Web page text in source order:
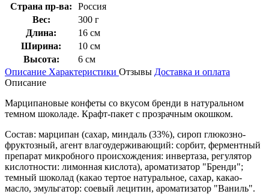
Страна пр-ва:
Россия
Вес:
300 г
Длина:
16 см
Ширина:
10 см
Высота:
6 см
Описание Характеристики Отзывы Доставка и оплата
Описание
Марципановые конфеты со вкусом бренди в натуральном
темном шоколаде. Крафт-пакет с прозрачным окошком.
Состав: марципан (сахар, миндаль (33%), сироп глюкозно-
фруктозный, агент влагоудерживающий: сорбит, ферментный
препарат микробного происхождения: инвертаза, регулятор
кислотности: лимонная кислота), ароматизатор "Бренди";
темный шоколад (какао тертое натуральное, сахар, какао-
масло, эмульгатор: соевый лецитин, ароматизатор "Ваниль".